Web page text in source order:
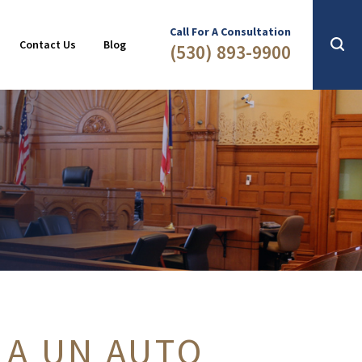
Contact Us Blog
Call For A Consultation
(530) 893-9900
UN AUTO